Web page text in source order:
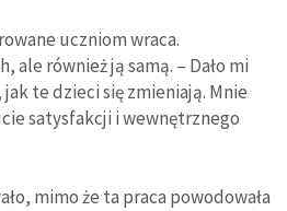
uczniom wraca.
ale również ją samą. – Dało mi
te dzieci się zmieniają. Mnie
satysfakcji i wewnętrznego
mimo że ta praca powodowała